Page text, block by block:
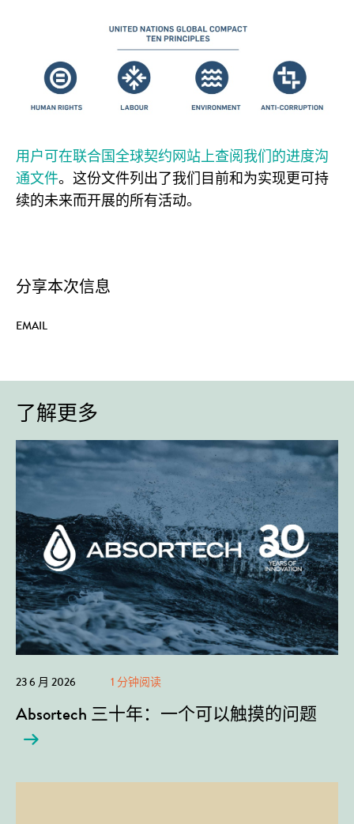
用户可在联合国全球契约网站上查阅我们的进度沟
通文件。这份文件列出了我们目前和为实现更可持
续的未来而开展的所有活动。
分享本次信息
EMAIL
了解更多
23 6 月 2026 1 分钟阅读
Absortech 三十年：一个可以触摸的问题